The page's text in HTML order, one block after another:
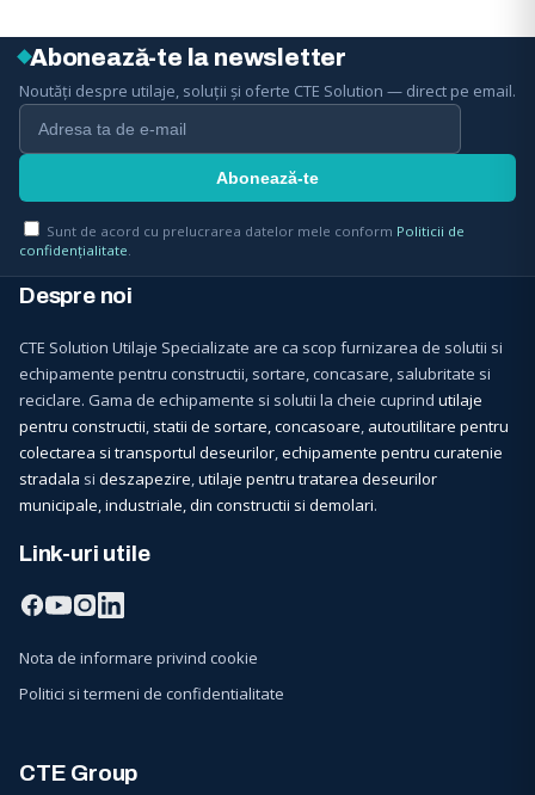
Abonează-te la newsletter
Noutăți despre utilaje, soluții și oferte CTE Solution — direct pe email.
Sunt de acord cu prelucrarea datelor mele conform Politicii de
confidențialitate
Despre noi
CTE Solution Utilaje Specializate are ca scop furnizarea de solutii si
echipamente pentru constructii, sortare, concasare, salubritate si
reciclare. Gama de echipamente si solutii la cheie cuprind utilaje
pentru constructii, statii de sortare, concasoare, autoutilitare pentru
colectarea si transportul deseurilor,echipamente pentru curatenie
stradala si deszapezire,utilaje pentru tratarea deseurilor
municipale, industriale, din constructii si demolari.
Link-uri utile
Nota de informare privind cookie
Politici si termeni de confidentialitate
CTE Group